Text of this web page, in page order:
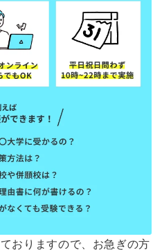
おりますので、お急ぎの方